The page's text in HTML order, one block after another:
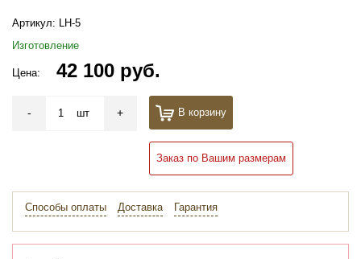
Артикул: LH-5
Изготовление
Цена: 42 100 руб.
- шт + В корзину
Заказ по Вашим размерам
Способы оплаты Доставка Гарантия